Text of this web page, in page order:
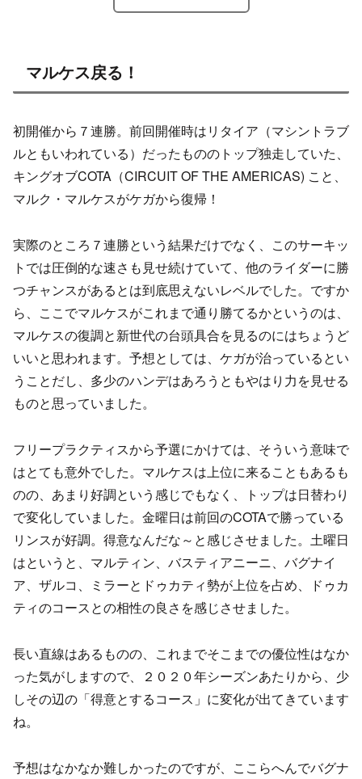
マルケス戻る！
初開催から７連勝。前回開催時はリタイア（マシントラブ
ルともいわれている）だったもののトップ独走していた、
キングオブCOTA（CIRCUIT OF THE AMERICAS) こと、
マルク・マルケスがケガから復帰！
実際のところ７連勝という結果だけでなく、このサーキッ
トでは圧倒的な速さも見せ続けていて、他のライダーに勝
つチャンスがあるとは到底思えないレベルでした。ですか
ら、ここでマルケスがこれまで通り勝てるかというのは、
マルケスの復調と新世代の台頭具合を見るのにはちょうど
いいと思われます。予想としては、ケガが治っているとい
うことだし、多少のハンデはあろうともやはり力を見せる
ものと思っていました。
フリープラクティスから予選にかけては、そういう意味で
はとても意外でした。マルケスは上位に来ることもあるも
のの、あまり好調という感じでもなく、トップは日替わり
で変化していました。金曜日は前回のCOTAで勝っている
リンスが好調。得意なんだな～と感じさせました。土曜日
はというと、マルティン、バスティアニーニ、バグナイ
ア、ザルコ、ミラーとドゥカティ勢が上位を占め、ドゥカ
ティのコースとの相性の良さを感じさせました。
長い直線はあるものの、これまでそこまでの優位性はなか
った気がしますので、２０２０年シーズンあたりから、少
しその辺の「得意とするコース」に変化が出てきています
ね。
予想はなかなか難しかったのですが、ここらへんでバグナ